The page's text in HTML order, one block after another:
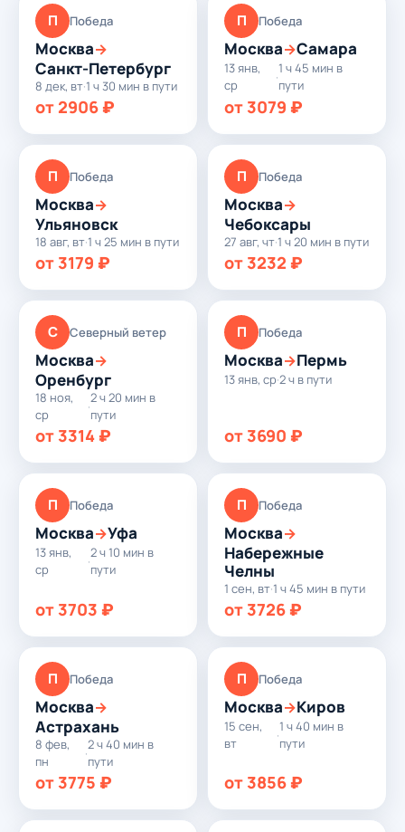
П Победа
Москва→
Санкт-Петербург
8 дек, вт·1 ч 30 мин в пути
от 2906 ₽
П Победа
Москва→Самара
13 янв,
ср
·
1 ч 45 мин в
пути
от 3079 ₽
П Победа
Москва→
Ульяновск
18 авг, вт·1 ч 25 мин в пути
от 3179 ₽
П Победа
Москва→
Чебоксары
27 авг, чт·1 ч 20 мин в пути
от 3232 ₽
С Северный ветер
Москва→
Оренбург
18 ноя,
ср
·
2 ч 20 мин в
пути
от 3314 ₽
П Победа
Москва→Пермь
13 янв, ср·2 ч в пути
от 3690 ₽
П Победа
Москва→Уфа
13 янв,
ср
·
2 ч 10 мин в
пути
от 3703 ₽
П Победа
Москва→
Набережные
Челны
1 сен, вт·1 ч 45 мин в пути
от 3726 ₽
П Победа
Москва→
Астрахань
8 фев,
пн
·
2 ч 40 мин в
пути
от 3775 ₽
П Победа
Москва→Киров
15 сен,
вт
·
1 ч 40 мин в
пути
от 3856 ₽